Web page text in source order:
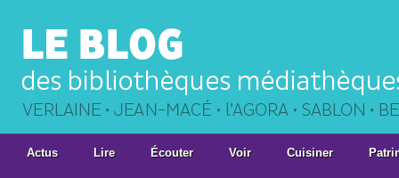
Actus Lire Écouter Voir Cuisiner